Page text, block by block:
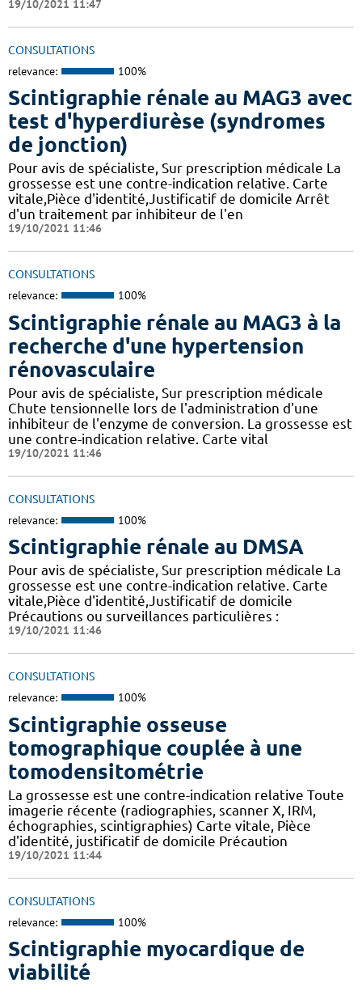
19/10/2021 11:47
CONSULTATIONS
relevance: 100%
Scintigraphie rénale au MAG3 avec
test d'hyperdiurèse (syndromes
de jonction)
Pour avis de spécialiste, Sur prescription médicale La
grossesse est une contre-indication relative. Carte
vitale,Pièce d'identité,Justificatif de domicile Arrêt
d'un traitement par inhibiteur de l'en
19/10/2021 11:46
CONSULTATIONS
relevance: 100%
Scintigraphie rénale au MAG3 à la
recherche d'une hypertension
rénovasculaire
Pour avis de spécialiste, Sur prescription médicale
Chute tensionnelle lors de l'administration d'une
inhibiteur de l'enzyme de conversion. La grossesse est
une contre-indication relative. Carte vital
19/10/2021 11:46
CONSULTATIONS
relevance: 100%
Scintigraphie rénale au DMSA
Pour avis de spécialiste, Sur prescription médicale La
grossesse est une contre-indication relative. Carte
vitale,Pièce d'identité,Justificatif de domicile
Précautions ou surveillances particulières :
19/10/2021 11:46
CONSULTATIONS
relevance: 100%
Scintigraphie osseuse
tomographique couplée à une
tomodensitométrie
La grossesse est une contre-indication relative Toute
imagerie récente (radiographies, scanner X, IRM,
échographies, scintigraphies) Carte vitale, Pièce
d'identité, justificatif de domicile Précaution
19/10/2021 11:44
CONSULTATIONS
relevance: 100%
Scintigraphie myocardique de
viabilité